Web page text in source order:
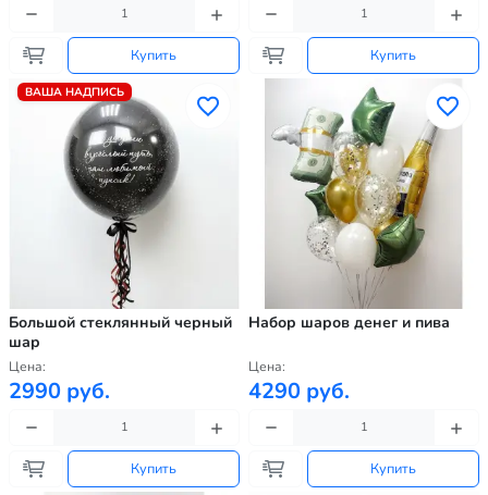
Купить Купить
ВАША НАДПИСЬ
Большой стеклянный черный
шар
Цена:
2990 руб.
Купить
Набор шаров денег и пива
Цена:
4290 руб.
Купить